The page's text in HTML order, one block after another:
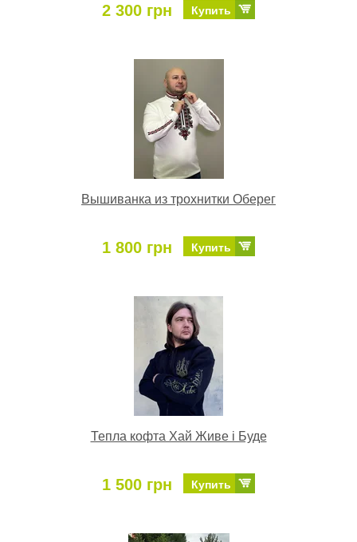
2 300 грн Купить
Вышиванка из трохнитки Оберег
1 800 грн Купить
Тепла кофта Хай Живе і Буде
1 500 грн Купить